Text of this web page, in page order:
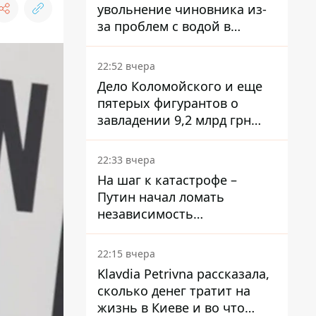
увольнение чиновника из-
за проблем с водой в
Марганце
22:52 вчера
Дело Коломойского и еще
пятерых фигурантов о
завладении 9,2 млрд грн
ПриватБанка направили в
суд
22:33 вчера
На шаг к катастрофе –
Путин начал ломать
независимость
собственного Центробанка,
заставив снизить базовую
ставку
22:15 вчера
Klavdia Petrivna рассказала,
сколько денег тратит на
жизнь в Киеве и во что